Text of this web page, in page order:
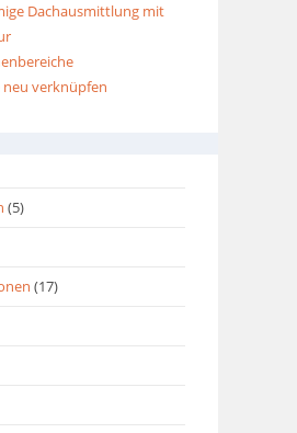
Dachausmittlung mit
neu verknüpfen
(5)
(17)